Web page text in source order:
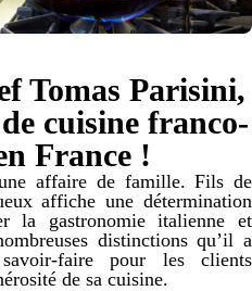
Tomas Parisini,
cuisine franco-
France !
affaire de famille. Fils de
affiche une détermination
la gastronomie italienne et
distinctions qu’il a
faire pour les clients
de sa cuisine.